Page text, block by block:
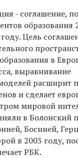
- соглашение,
образования
Цель
в
выравнивание
расширит
и сделает
мировой
в Болонский
Боснией,
в 2003 году,
РБК.